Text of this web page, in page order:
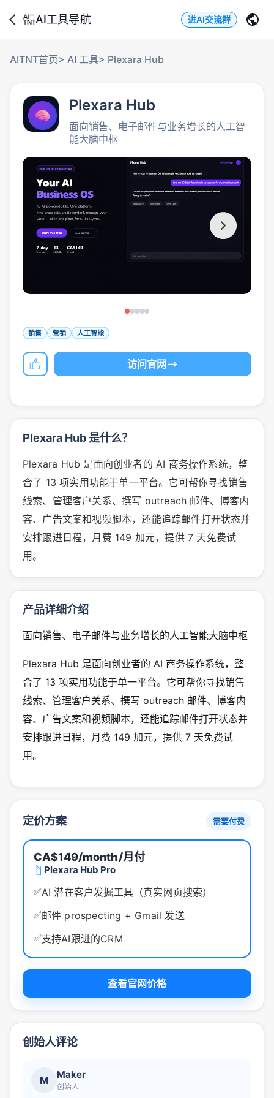
AI工具导航 进AI交流群
AITNT首页> AI 工具> Plexara Hub
Plexara Hub
面向销售、电子邮件与业务增长的人工智
能大脑中枢
销售 营销 人工智能
访问官网
Plexara Hub 是什么？
Plexara Hub 是面向创业者的 AI 商务操作系统，整
合了 13 项实用功能于单一平台。它可帮你寻找销售
线索、管理客户关系、撰写 outreach 邮件、博客内
容、广告文案和视频脚本，还能追踪邮件打开状态并
安排跟进日程，月费 149 加元，提供 7 天免费试
用。
产品详细介绍
面向销售、电子邮件与业务增长的人工智能大脑中枢
Plexara Hub 是面向创业者的 AI 商务操作系统，整
合了 13 项实用功能于单一平台。它可帮你寻找销售
线索、管理客户关系、撰写 outreach 邮件、博客内
容、广告文案和视频脚本，还能追踪邮件打开状态并
安排跟进日程，月费 149 加元，提供 7 天免费试
用。
定价方案 需要付费
CA$149/month/月付
Plexara Hub Pro
✅AI 潜在客户发掘工具（真实网页搜索）
✅邮件 prospecting + Gmail 发送
✅支持AI跟进的CRM
查看官网价格
创始人评论
M Maker
创始人